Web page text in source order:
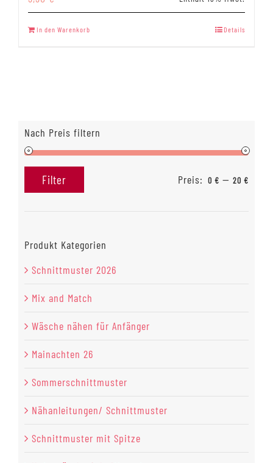
In den Warenkorb Details
Nach Preis filtern
Filter Preis: 0 € — 20 €
Produkt Kategorien
Schnittmuster 2026
Mix and Match
Wäsche nähen für Anfänger
Mainachten 26
Sommerschnittmuster
Nähanleitungen/ Schnittmuster
Schnittmuster mit Spitze